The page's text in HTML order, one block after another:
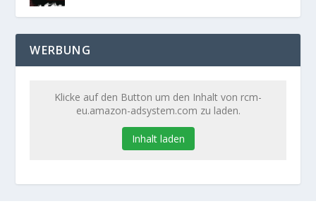
WERBUNG
Klicke auf den Button um den Inhalt von rcm-
eu.amazon-adsystem.com zu laden.
Inhalt laden